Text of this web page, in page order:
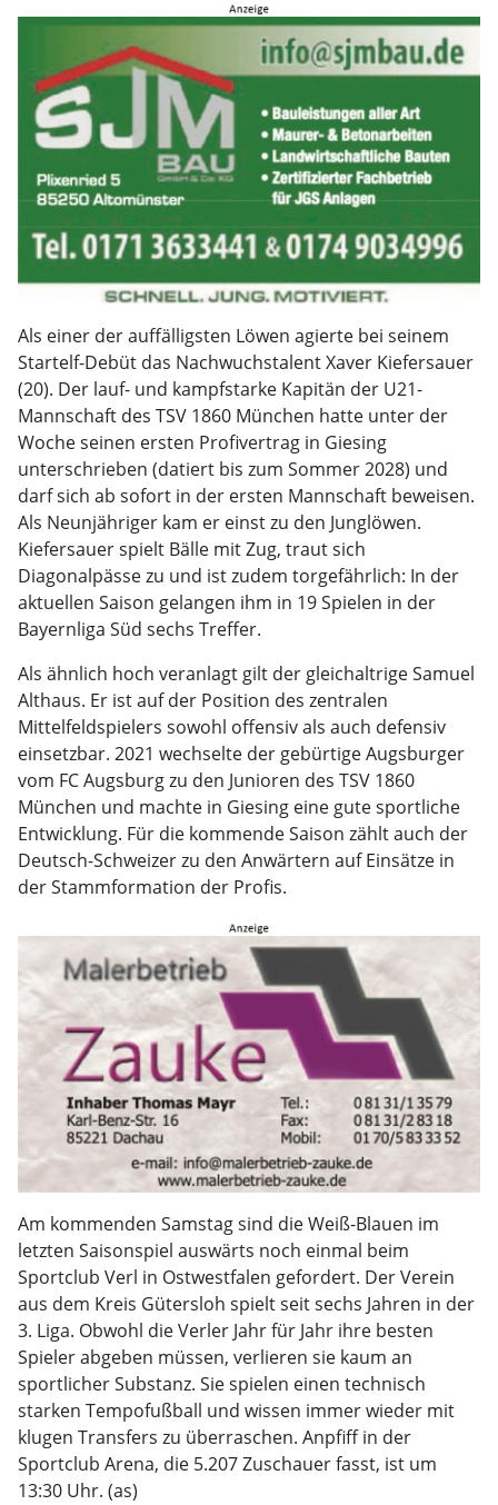
Als einer der auffälligsten Löwen agierte bei seinem
Startelf-Debüt das Nachwuchstalent Xaver Kiefersauer
(20). Der lauf- und kampfstarke Kapitän der U21-
Mannschaft des TSV 1860 München hatte unter der
Woche seinen ersten Profivertrag in Giesing
unterschrieben (datiert bis zum Sommer 2028) und
darf sich ab sofort in der ersten Mannschaft beweisen.
Als Neunjähriger kam er einst zu den Junglöwen.
Kiefersauer spielt Bälle mit Zug, traut sich
Diagonalpässe zu und ist zudem torgefährlich: In der
aktuellen Saison gelangen ihm in 19 Spielen in der
Bayernliga Süd sechs Treffer.
Als ähnlich hoch veranlagt gilt der gleichaltrige Samuel
Althaus. Er ist auf der Position des zentralen
Mittelfeldspielers sowohl offensiv als auch defensiv
einsetzbar. 2021 wechselte der gebürtige Augsburger
vom FC Augsburg zu den Junioren des TSV 1860
München und machte in Giesing eine gute sportliche
Entwicklung. Für die kommende Saison zählt auch der
Deutsch-Schweizer zu den Anwärtern auf Einsätze in
der Stammformation der Profis.
Am kommenden Samstag sind die Weiß-Blauen im
letzten Saisonspiel auswärts noch einmal beim
Sportclub Verl in Ostwestfalen gefordert. Der Verein
aus dem Kreis Gütersloh spielt seit sechs Jahren in der
3. Liga. Obwohl die Verler Jahr für Jahr ihre besten
Spieler abgeben müssen, verlieren sie kaum an
sportlicher Substanz. Sie spielen einen technisch
starken Tempofußball und wissen immer wieder mit
klugen Transfers zu überraschen. Anpfiff in der
Sportclub Arena, die 5.207 Zuschauer fasst, ist um
13:30 Uhr. (as)